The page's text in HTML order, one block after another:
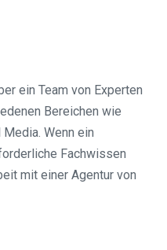
ein Team von Experten
Bereichen wie
Media. Wenn ein
Fachwissen
mit einer Agentur von